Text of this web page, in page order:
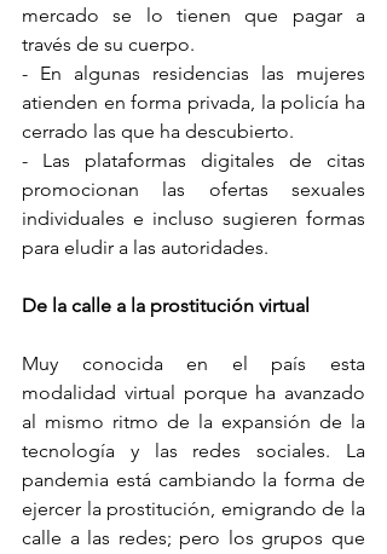
mercado se lo tienen que pagar a
través de su cuerpo.
- En algunas residencias las mujeres
atienden en forma privada, la policía ha
cerrado las que ha descubierto.
- Las plataformas digitales de citas
promocionan las ofertas sexuales
individuales e incluso sugieren formas
para eludir a las autoridades.
De la calle a la prostitución virtual
Muy conocida en el país esta
modalidad virtual porque ha avanzado
al mismo ritmo de la expansión de la
tecnología y las redes sociales. La
pandemia está cambiando la forma de
ejercer la prostitución, emigrando de la
calle a las redes; pero los grupos que